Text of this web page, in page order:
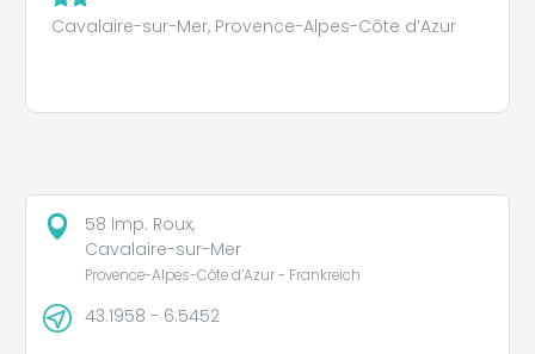
Cavalaire-sur-Mer, Provence-Alpes-Côte d’Azur
58 Imp. Roux,
Cavalaire-sur-Mer
Provence-Alpes-Côte d’Azur - Frankreich
43.1958 - 6.5452